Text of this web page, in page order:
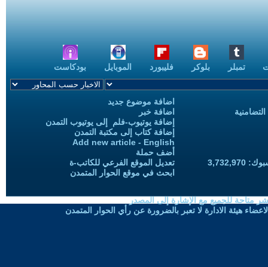
تمبلر بلوكر فليبورد الموبايل بودكاست
اضافة موضوع جديد
اضافة خبر
إضافة يوتيوب-فلم إلى يوتيوب التمدن
إضافة كتاب إلى مكتبة التمدن
Add new article - English
أضف حملة
تعديل الموقع الفرعي للكاتب-ة
ابحث في موقع الحوار المتمدن
متاحة للجميع مع الإشارة إلى المصدر
هيئة الادارة لا تعبر بالضرورة عن رأي الحوار المتمدن